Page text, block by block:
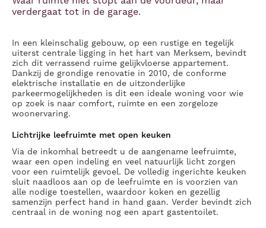
verdergaat tot in de garage.
In een kleinschalig gebouw, op een rustige en tegelijk
uiterst centrale ligging in het hart van Merksem, bevindt
zich dit verrassend ruime gelijkvloerse appartement.
Dankzij de grondige renovatie in 2010, de conforme
elektrische installatie en de uitzonderlijke
parkeermogelijkheden is dit een ideale woning voor wie
op zoek is naar comfort, ruimte en een zorgeloze
woonervaring.
Lichtrijke leefruimte met open keuken
Via de inkomhal betreedt u de aangename leefruimte,
waar een open indeling en veel natuurlijk licht zorgen
voor een ruimtelijk gevoel. De volledig ingerichte keuken
sluit naadloos aan op de leefruimte en is voorzien van
alle nodige toestellen, waardoor koken en gezellig
samenzijn perfect hand in hand gaan. Verder bevindt zich
centraal in de woning nog een apart gastentoilet.